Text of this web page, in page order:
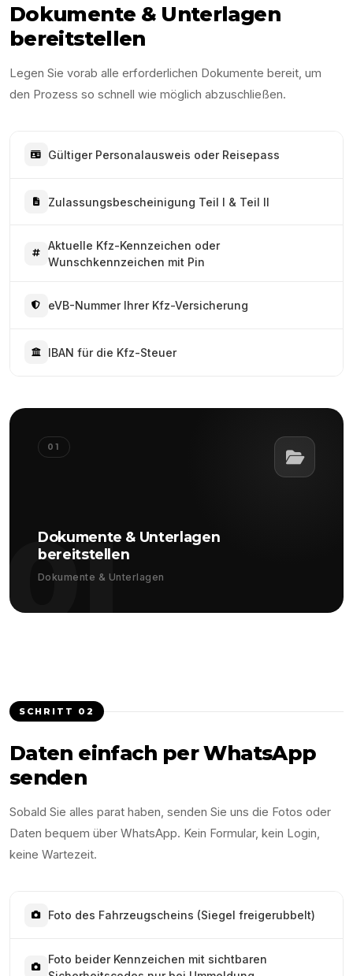
Dokumente & Unterlagen
bereitstellen
Legen Sie vorab alle erforderlichen Dokumente bereit, um
den Prozess so schnell wie möglich abzuschließen.
Gültiger Personalausweis oder Reisepass
Zulassungsbescheinigung Teil I & Teil II
Aktuelle Kfz-Kennzeichen oder
Wunschkennzeichen mit Pin
eVB-Nummer Ihrer Kfz-Versicherung
IBAN für die Kfz-Steuer
01
01
Dokumente & Unterlagen
bereitstellen
Dokumente & Unterlagen
SCHRITT 02
Daten einfach per WhatsApp
senden
Sobald Sie alles parat haben, senden Sie uns die Fotos oder
Daten bequem über WhatsApp. Kein Formular, kein Login,
keine Wartezeit.
Foto des Fahrzeugscheins (Siegel freigerubbelt)
Foto beider Kennzeichen mit sichtbaren